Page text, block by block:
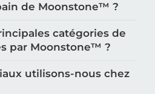
de Moonstone™️ ?
catégories de
par Moonstone™️ ?
utilisons-nous chez